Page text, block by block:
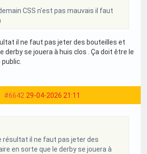
CSS n'est pas mauvais il faut
il ne faut pas jeter des bouteilles et
derby se jouera à huis clos . Ça doit être le
#6642 29-04-2026 21:11
résultat il ne faut pas jeter des
en sorte que le derby se jouera à